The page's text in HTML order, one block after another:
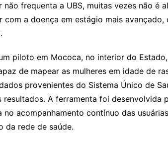
não frequenta a UBS, muitas vezes não é
com a doença em estágio mais avançado,
piloto em Mococa, no interior do
de mapear as mulheres em idade de
provenientes do Sistema Único de
resultados. A ferramenta foi desenvolvida
no acompanhamento contínuo das
da rede de saúde.